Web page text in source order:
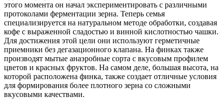
этого момента он начал экспериментировать с различными
протоколами ферментации зерна. Теперь семья
специализируется на натуральном методе обработки, создавая
кофе с выраженной сладостью и винной кислотностью чашки.
Для достижения этой цели они используют герметичные
приемники без дегазационного клапана. На финках также
производят мытые анаэробные сорта с вкусовым профилем
цветов и красных фруктов. На самом деле, большая высота, на
которой расположена финка, также создает отличные условия
для формирования более плотного зерна со сложными
вкусовыми качествами.